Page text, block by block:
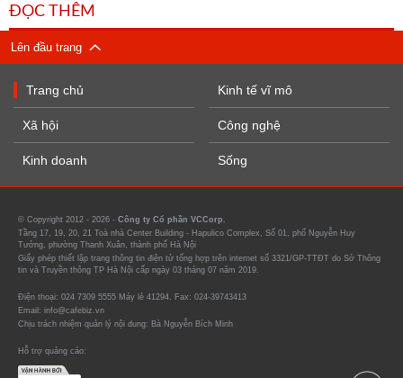
ĐỌC THÊM
Lên đầu trang
Trang chủ
Xã hội
Kinh doanh
Kinh tế vĩ mô
Công nghệ
Sống
© Copyright 2012 - 2026 - Công ty Cổ phần VCCorp.
Tầng 17, 19, 20, 21 Toà nhà Center Building - Hapulico Complex, Số 01, phố Nguyễn Huy
Tưởng, phường Thanh Xuân, thành phố Hà Nội
Giấy phép thiết lập trang thông tin điện tử tổng hợp trên internet số 3321/GP-TTĐT do Sở Thông
tin và Truyền thông TP Hà Nội cấp ngày 03 tháng 07 năm 2019.
Điện thoại: 024 7309 5555 Máy lẻ 41294. Fax: 024-39743413
Email: info@cafebiz.vn
Chịu trách nhiệm quản lý nội dung: Bà Nguyễn Bích Minh
Hỗ trợ quảng cáo: